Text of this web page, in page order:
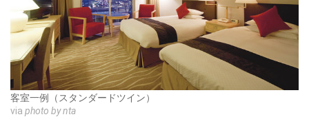
客室一例（スタンダードツイン）
via photo by nta